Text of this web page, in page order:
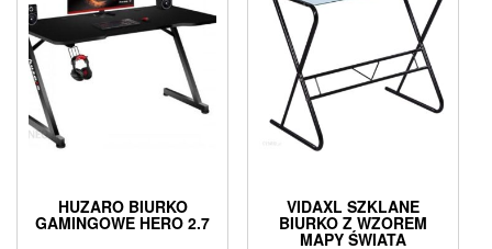
HUZARO BIURKO
GAMINGOWE HERO 2.7
VIDAXL SZKLANE
BIURKO Z WZOREM
MAPY ŚWIATA